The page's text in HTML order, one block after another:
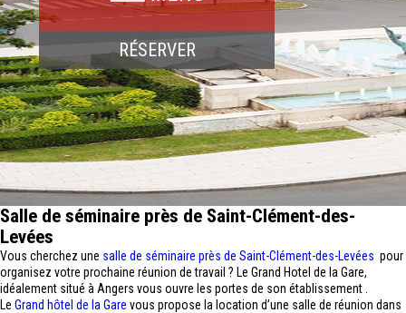
RÉSERVER
Salle de séminaire près de Saint-Clément-des-
Levées
Vous cherchez une salle de séminaire près de Saint-Clément-des-Levées pour
organisez votre prochaine réunion de travail ? Le Grand Hotel de la Gare,
idéalement situé à Angers vous ouvre les portes de son établissement .
Le Grand hôtel de la Gare vous propose la location d’une salle de réunion dans